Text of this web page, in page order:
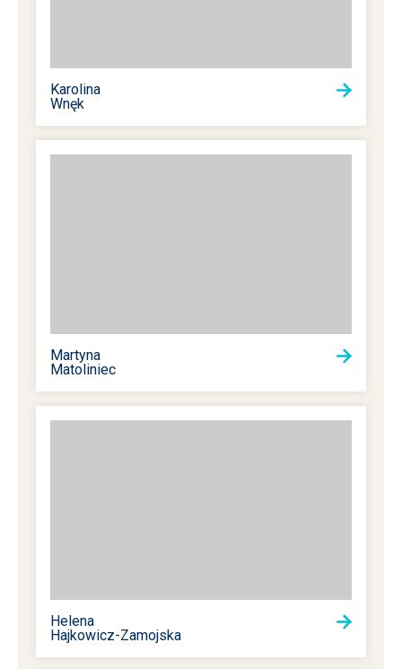
Karolina
Wnęk
Martyna
Matoliniec
Helena
Hajkowicz-Zamojska